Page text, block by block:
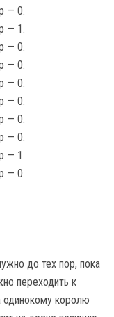
— 0.
— 1.
— 0.
— 0.
— 0.
— 0.
— 0.
— 0.
— 1.
— 0.
до тех пор, пока
переходить к
одинокому королю